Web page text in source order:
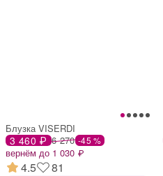
Блузка VISERDI
3 460 ₽ 6 270 -45 %
вернём до 1 030 ₽
4.5 81